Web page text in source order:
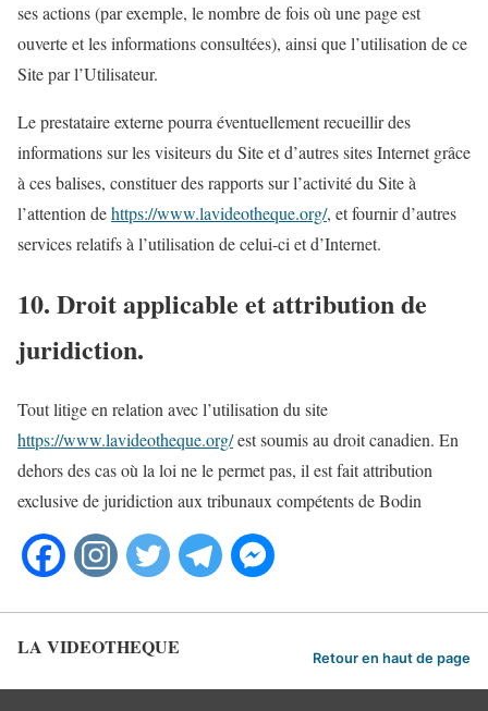
ses actions (par exemple, le nombre de fois où une page est
ouverte et les informations consultées), ainsi que l’utilisation de ce
Site par l’Utilisateur.
Le prestataire externe pourra éventuellement recueillir des
informations sur les visiteurs du Site et d’autres sites Internet grâce
à ces balises, constituer des rapports sur l’activité du Site à
l’attention dehttps://www.lavideotheque.org/, et fournir d’autres
services relatifs à l’utilisation de celui-ci et d’Internet.
10. Droit applicable et attribution de
juridiction.
Tout litige en relation avec l’utilisation du site
https://www.lavideotheque.org/est soumis au droit canadien. En
dehors des cas où la loi ne le permet pas, il est fait attribution
exclusive de juridiction aux tribunaux compétents de Bodin
LA VIDEOTHEQUE Retour en haut de page